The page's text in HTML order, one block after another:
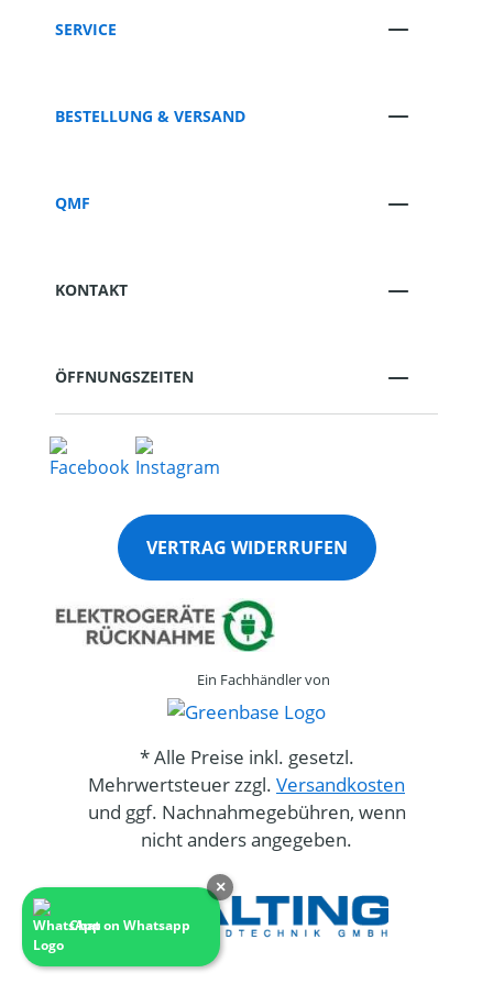
Chat on Whatsapp
×
SERVICE
BESTELLUNG & VERSAND
QMF
KONTAKT
ÖFFNUNGSZEITEN
VERTRAG WIDERRUFEN
Ein Fachhändler von
* Alle Preise inkl. gesetzl.
Mehrwertsteuer zzgl. Versandkosten
und ggf. Nachnahmegebühren, wenn
nicht anders angegeben.